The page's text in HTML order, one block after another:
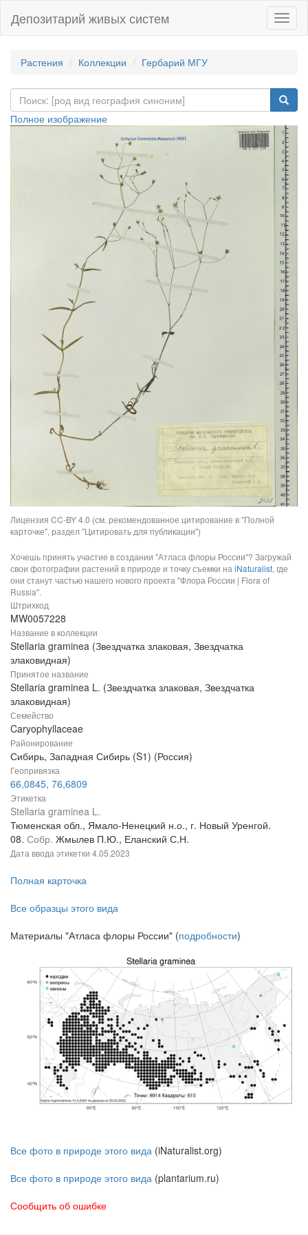
Депозитарий живых систем
Растения Коллекции Гербарий МГУ
Полное изображение
Лицензия CC-BY 4.0 (см. рекомендованное цитирование в "Полной
карточке", раздел "Цитировать для публикации")
Хочешь принять участие в создании "Атласа флоры России"? Загружай
свои фотографии растений в природе и точку съемки на iNaturalist, где
они станут частью нашего нового проекта "Флора России | Flora of
Russia".
Штрихкод
MW0057228
Название в коллекции
Stellaria graminea (Звездчатка злаковая, Звездчатка
злаковидная)
Принятое название
Stellaria graminea L. (Звездчатка злаковая, Звездчатка
злаковидная)
Семейство
Caryophyllaceae
Районирование
Сибирь, Западная Сибирь (S1) (Россия)
Геопривязка
66,0845, 76,6809
Этикетка
Stellaria graminea L.
Тюменская обл., Ямало-Ненецкий н.о., г. Новый Уренгой.
08. Собр. Жмылев П.Ю., Еланский С.Н.
Дата ввода этикетки 4.05.2023
Полная карточка
Все образцы этого вида
Материалы "Атласа флоры России" (подробности)
Все фото в природе этого вида (iNaturalist.org)
Все фото в природе этого вида (plantarium.ru)
Сообщить об ошибке